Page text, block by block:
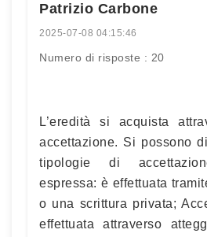
Patrizio Carbone
2025-07-08 04:15:46
Numero di risposte : 20
L’eredità si acquista
accettazione. Si possono
tipologie di
espressa: è effettuata
o una scrittura privata;
effettuata attraverso